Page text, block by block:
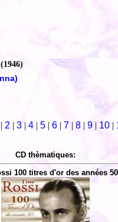
(1946)
| 2 | 3 | 4 | 5 | 6 | 7 | 8 | 9 | 10 |
CD thèmatiques:
100 titres d'or des années 50